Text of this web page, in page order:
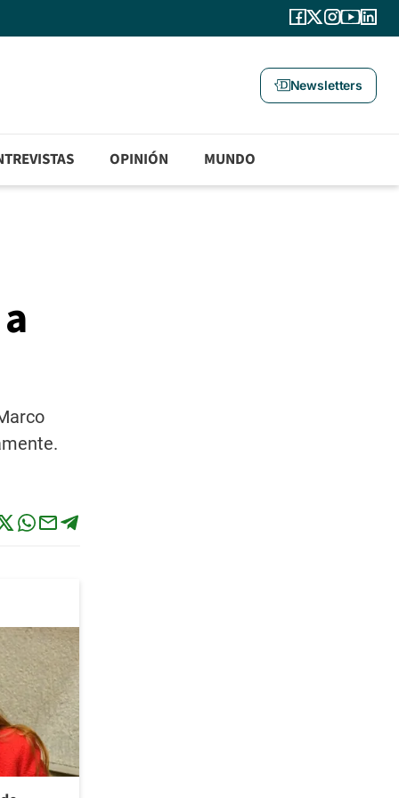
Newsletters
OPINIÓN MUNDO